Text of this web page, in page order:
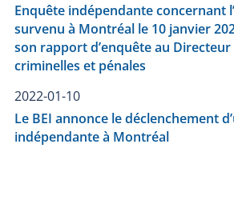
Enquête indépendante concernant
survenu à Montréal le 10 janvier
son rapport d’enquête au
criminelles et pénales
2022-01-10
Le BEI annonce le déclenchement
indépendante à Montréal